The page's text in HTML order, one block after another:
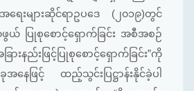
းများဆိုင်ရာဥပဒေ (၂၀၁၉)တွင်
ပြုစုစောင့်ရှောက်ခြင်း အစီအစဉ်
ည်းဖြင့်ပြုစုစောင့်ရှောက်ခြင်း”ကို
ေဖြင့် ထည့်သွင်းပြဋ္ဌာန်းနိုင်ခဲ့ပါ